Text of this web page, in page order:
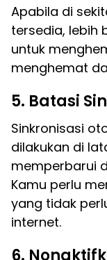
Apabila di
tersedia, lebih
untuk
menghemat
5. Batasi
Sinkronisasi
dilakukan di
memperbarui
Kamu perlu
yang tidak
internet.
6.